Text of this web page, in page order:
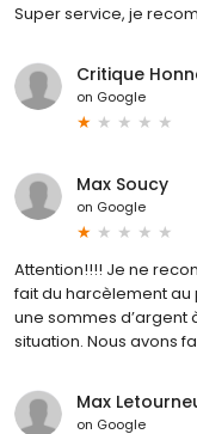
Super service, je
Critique
on Google
Max Soucy
on Google
Attention!!!! Je ne
fait du harcèlement
une sommes d’argent
situation. Nous avons
Max
on Google